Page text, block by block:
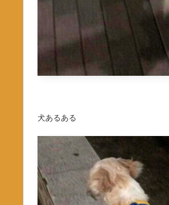
犬あるある